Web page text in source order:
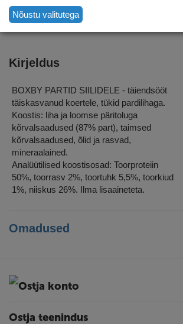
Makse
Kirjeldus
BOXBY PARTID SIILIDELE - täiendsööt
täiskasvanud koertele, tükid pardilihaga.
Koostis: liha ja loomse päritoluga
kõrvalsaadused (87% part), taimsed
kõrvalsaadused, õlid ja rasvad,
mineraalained.
Analüütilised koostisosad: Toorproteiin
50%, toorrasv 2%, toortuhk 5,5%, toorkiud
1%, niiskus 26%. Ilma lisaaineteta.
Omadused
Ostja konto
Ostja teenindus
Nõustu valitutega